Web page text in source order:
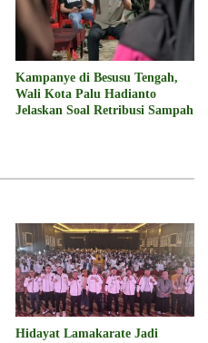
Kampanye di Besusu Tengah,
Wali Kota Palu Hadianto
Jelaskan Soal Retribusi Sampah
Hidayat Lamakarate Jadi